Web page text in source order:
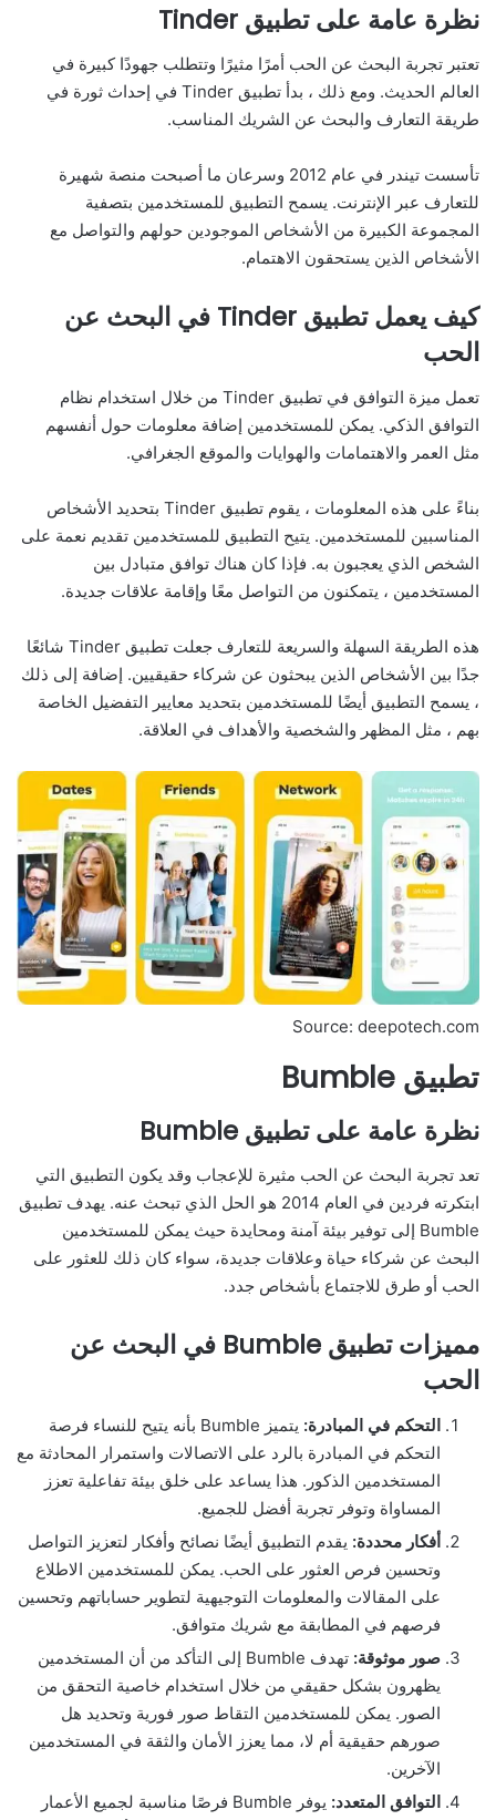
نظرة عامة على تطبيق Tinder
تعتبر تجربة البحث عن الحب أمرًا مثيرًا وتتطلب جهودًا كبيرة في
العالم الحديث. ومع ذلك ، بدأ تطبيق Tinder في إحداث ثورة في
طريقة التعارف والبحث عن الشريك المناسب.
تأسست تيندر في عام 2012 وسرعان ما أصبحت منصة شهيرة
للتعارف عبر الإنترنت. يسمح التطبيق للمستخدمين بتصفية
المجموعة الكبيرة من الأشخاص الموجودين حولهم والتواصل مع
الأشخاص الذين يستحقون الاهتمام.
كيف يعمل تطبيق Tinder في البحث عن
الحب
تعمل ميزة التوافق في تطبيق Tinder من خلال استخدام نظام
التوافق الذكي. يمكن للمستخدمين إضافة معلومات حول أنفسهم
مثل العمر والاهتمامات والهوايات والموقع الجغرافي.
بناءً على هذه المعلومات ، يقوم تطبيق Tinder بتحديد الأشخاص
المناسبين للمستخدمين. يتيح التطبيق للمستخدمين تقديم نعمة على
الشخص الذي يعجبون به. فإذا كان هناك توافق متبادل بين
المستخدمين ، يتمكنون من التواصل معًا وإقامة علاقات جديدة.
هذه الطريقة السهلة والسريعة للتعارف جعلت تطبيق Tinder شائعًا
جدًا بين الأشخاص الذين يبحثون عن شركاء حقيقيين. إضافة إلى ذلك
، يسمح التطبيق أيضًا للمستخدمين بتحديد معايير التفضيل الخاصة
بهم ، مثل المظهر والشخصية والأهداف في العلاقة.
Source: deepotech.com
تطبيق Bumble
نظرة عامة على تطبيق Bumble
تعد تجربة البحث عن الحب مثيرة للإعجاب وقد يكون التطبيق التي
ابتكرته فردين في العام 2014 هو الحل الذي تبحث عنه. يهدف تطبيق
Bumble إلى توفير بيئة آمنة ومحايدة حيث يمكن للمستخدمين
البحث عن شركاء حياة وعلاقات جديدة، سواء كان ذلك للعثور على
الحب أو طرق للاجتماع بأشخاص جدد.
مميزات تطبيق Bumble في البحث عن
الحب
التحكم في المبادرة:
يتميز Bumble بأنه يتيح للنساء فرصة
التحكم في المبادرة بالرد على الاتصالات واستمرار المحادثة مع
المستخدمين الذكور. هذا يساعد على خلق بيئة تفاعلية تعزز
المساواة وتوفر تجربة أفضل للجميع.
أفكار محددة: يقدم التطبيق أيضًا نصائح وأفكار لتعزيز التواصل
وتحسين فرص العثور على الحب. يمكن للمستخدمين الاطلاع
على المقالات والمعلومات التوجيهية لتطوير حساباتهم وتحسين
فرصهم في المطابقة مع شريك متوافق.
صور موثوقة:
تهدف Bumble إلى التأكد من أن المستخدمين
يظهرون بشكل حقيقي من خلال استخدام خاصية التحقق من
الصور. يمكن للمستخدمين التقاط صور فورية وتحديد هل
صورهم حقيقية أم لا، مما يعزز الأمان والثقة في المستخدمين
الآخرين.
التوافق المتعدد:
يوفر Bumble فرصًا مناسبة لجميع الأعمار